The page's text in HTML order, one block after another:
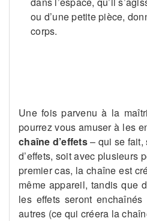
ou d’une petite pièce,
corps.
Une fois parvenu à la
pourrez vous amuser à les
chaîne d’effets– qui se fait,
d’effets, soit avec plusieurs
premier cas, la chaîne est
même appareil, tandis que
les effets seront
autres (ce qui créera la